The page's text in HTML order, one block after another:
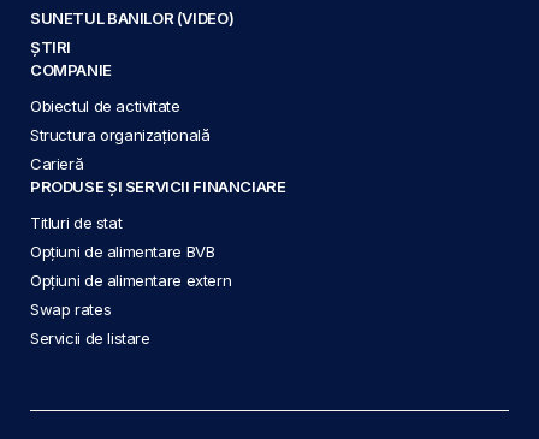
SUNETUL BANILOR (VIDEO)
ȘTIRI
COMPANIE
Obiectul de activitate
Structura organizațională
Carieră
PRODUSE ȘI SERVICII FINANCIARE
Titluri de stat
Opțiuni de alimentare BVB
Opțiuni de alimentare extern
Swap rates
Servicii de listare